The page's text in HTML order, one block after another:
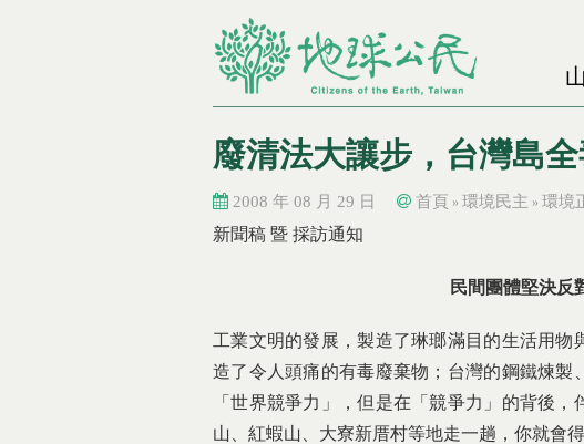
廢清法大讓步，台灣島全
2008 年 08 月 29 日
您在這裡
首頁 » 環境民主 » 環境
您在這裡
新聞稿 暨 採訪通知
民間團體堅決反
工業文明的發展，製造了琳瑯滿目的生活用
造了令人頭痛的有毒廢棄物；台灣的鋼鐵煉
「世界競爭力」，但是在「競爭力」的背後
山、紅蝦山、大寮新厝村等地走一趟，你就會得